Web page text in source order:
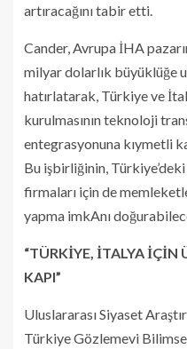
artıracağını tabir etti.
Cander, Avrupa İHA
milyar dolarlık büyüklüğe
hatırlatarak, Türkiye ve
kurulmasının teknoloji
entegrasyonuna kıymetli
Bu işbirliğinin,
firmaları için de
yapma imkAnı
“TÜRKİYE, İTALYA İÇİN
KAPI”
Uluslararası Siyaset
Türkiye Gözlemevi